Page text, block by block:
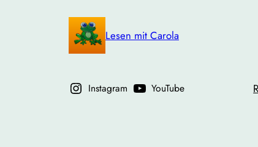
Lesen mit Carola
Instagram YouTube